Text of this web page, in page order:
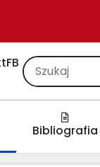
FB
Bibliografia